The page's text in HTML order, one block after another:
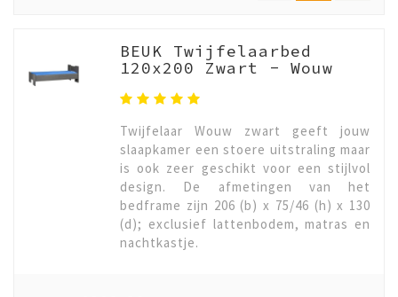
BEUK Twijfelaarbed
120x200 Zwart - Wouw
Twijfelaar Wouw zwart geeft jouw
slaapkamer een stoere uitstraling maar
is ook zeer geschikt voor een stijlvol
design. De afmetingen van het
bedframe zijn 206 (b) x 75/46 (h) x 130
(d); exclusief lattenbodem, matras en
nachtkastje.